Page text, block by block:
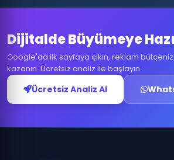
Dijitalde Büyümeye
Google'da ilk sayfaya çıkın, reklam
kazanın. Ücretsiz analiz ile başlayın.
Ücretsiz Analiz Al